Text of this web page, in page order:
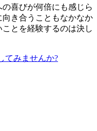
喜びが何倍にも感じら
き合うこともなかなか
とを経験するのは決し
てみませんか?